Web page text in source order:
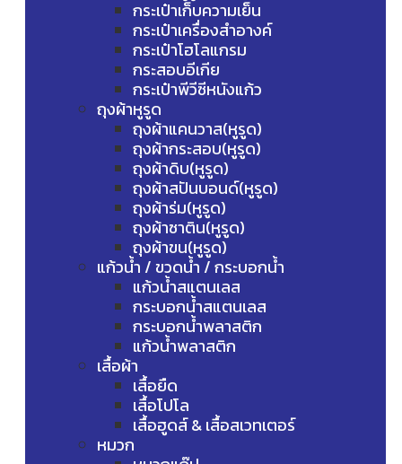
กระเป๋าเก็บความเย็น
กระเป๋าเครื่องสำอางค์
กระเป๋าโฮโลแกรม
กระสอบอีเกีย
กระเป๋าพีวีซีหนังแก้ว
ถุงผ้าหูรูด
ถุงผ้าแคนวาส(หูรูด)
ถุงผ้ากระสอบ(หูรูด)
ถุงผ้าดิบ(หูรูด)
ถุงผ้าสปันบอนด์(หูรูด)
ถุงผ้าร่ม(หูรูด)
ถุงผ้าซาติน(หูรูด)
ถุงผ้าขน(หูรูด)
แก้วน้ำ / ขวดน้ำ / กระบอกน้ำ
แก้วน้ำสแตนเลส
กระบอกน้ำสแตนเลส
กระบอกน้ำพลาสติก
แก้วน้ำพลาสติก
เสื้อผ้า
เสื้อยืด
เสื้อโปโล
เสื้อฮูดส์ & เสื้อสเวทเตอร์
หมวก